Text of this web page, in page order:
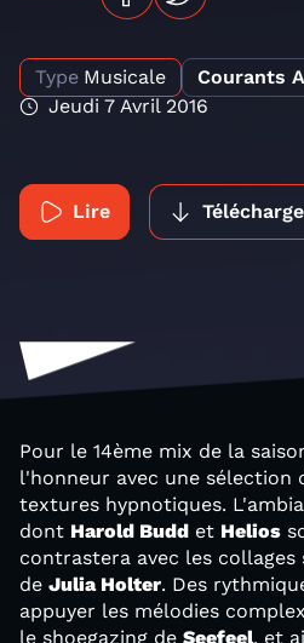
Type Musicale
Courants
Jeudi 7 Avril 2016
Lire
Pour le 14ème mix de la
l'honneur avec une sélection
textures hypnotiques.
dont Harold Budd et Helios
contrastera avec les collages
de Julia Holter. Des
appuyer les mélodies
le shoegazing de Seefeel, et